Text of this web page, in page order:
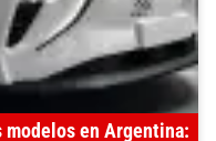
modelos en Argentina: